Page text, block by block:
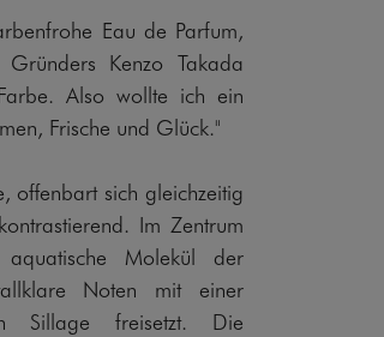
Eau de Parfum,
Kenzo Takada
Also wollte ich ein
Frische und Glück."
offenbart sich gleichzeitig
Im Zentrum
Molekül der
Noten mit einer
Sillage freisetzt. Die